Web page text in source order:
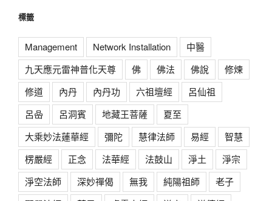
標籤
Management Network Installation
中醫
九天應元雷神普化天尊
佛 佛法 佛說
修煉
修道
內丹 內丹功 六祖壇經
呂仙祖
呂喦
呂洞賓 地藏王菩薩
夏至
大乘妙法蓮華經
彌陀 慧律法師 易經
智慧
楞嚴經
正念 法華經 法鼓山 淨土
淨宗
淨空法師
深妙禪偈 無我 純陽祖師
老子